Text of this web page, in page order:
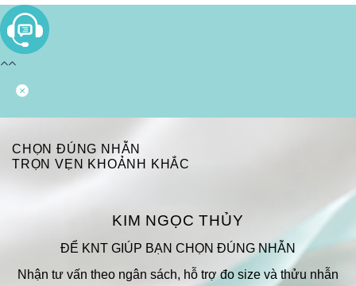
CHỌN ĐÚNG NHẪN
TRỌN VẸN KHOẢNH KHẮC
KIM NGỌC THỦY
ĐỂ KNT GIÚP BẠN CHỌN ĐÚNG NHẪN
Nhận tư vấn theo ngân sách, hỗ trợ đo size và thửu nhẫn